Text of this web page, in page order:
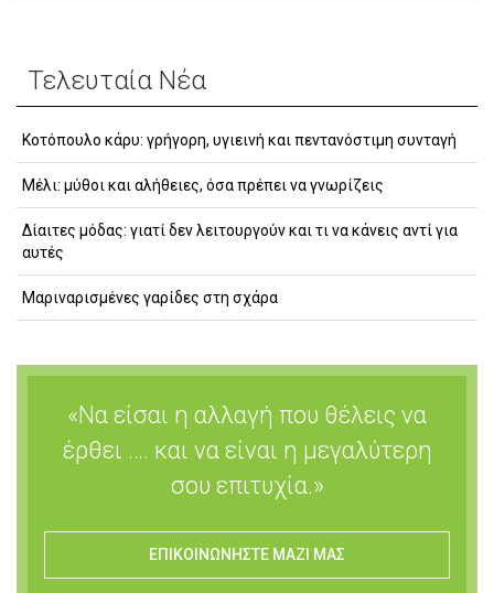
Τελευταία Νέα
Κοτόπουλο κάρυ: γρήγορη, υγιεινή και πεντανόστιμη συνταγή
Μέλι: μύθοι και αλήθειες, όσα πρέπει να γνωρίζεις
Δίαιτες μόδας: γιατί δεν λειτουργούν και τι να κάνεις αντί για
αυτές
Μαριναρισμένες γαρίδες στη σχάρα
«Να είσαι η αλλαγή που θέλεις να
έρθει …. και να είναι η μεγαλύτερη
σου επιτυχία.»
ΕΠΙΚΟΙΝΩΝΗΣΤΕ ΜΑΖΙ ΜΑΣ